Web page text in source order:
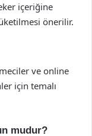
içeriğine
önerilir.
ve online
için temalı
mudur?